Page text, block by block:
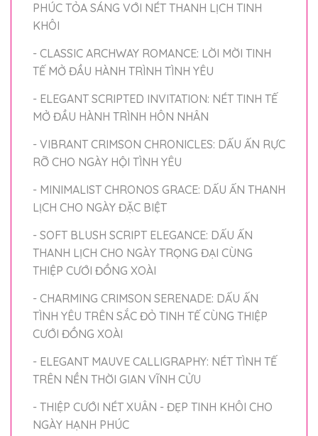
PHÚC TỎA SÁNG VỚI NÉT THANH LỊCH TINH
KHÔI
- CLASSIC ARCHWAY ROMANCE: LỜI MỜI TINH
TẾ MỞ ĐẦU HÀNH TRÌNH TÌNH YÊU
- ELEGANT SCRIPTED INVITATION: NÉT TINH TẾ
MỞ ĐẦU HÀNH TRÌNH HÔN NHÂN
- VIBRANT CRIMSON CHRONICLES: DẤU ẤN RỰC
RỠ CHO NGÀY HỘI TÌNH YÊU
- MINIMALIST CHRONOS GRACE: DẤU ẤN THANH
LỊCH CHO NGÀY ĐẶC BIỆT
- SOFT BLUSH SCRIPT ELEGANCE: DẤU ẤN
THANH LỊCH CHO NGÀY TRỌNG ĐẠI CÙNG
THIỆP CƯỚI ĐỒNG XOÀI
- CHARMING CRIMSON SERENADE: DẤU ẤN
TÌNH YÊU TRÊN SẮC ĐỎ TINH TẾ CÙNG THIỆP
CƯỚI ĐỒNG XOÀI
- ELEGANT MAUVE CALLIGRAPHY: NÉT TÌNH TẾ
TRÊN NỀN THỜI GIAN VĨNH CỬU
- THIỆP CƯỚI NÉT XUÂN - ĐẸP TINH KHÔI CHO
NGÀY HẠNH PHÚC